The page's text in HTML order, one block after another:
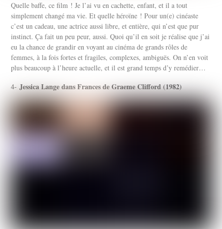
Quelle baffe, ce film ! Je l’ai vu en cachette, enfant, et il a tout
simplement changé ma vie. Et quelle héroïne ! Pour un(e) cinéaste
c’est un cadeau, une actrice aussi libre, et entière, qui n’est que pur
instinct. Ça fait un peu peur, aussi. Quoi qu’il en soit je réalise que j’ai
eu la chance de grandir en voyant au cinéma de grands rôles de
femmes, à la fois fortes et fragiles, complexes, ambiguës. On n’en voit
plus beaucoup à l’heure actuelle, et il est grand temps d’y remédier…
4-Jessica Lange dans Frances de Graeme Clifford (1982)